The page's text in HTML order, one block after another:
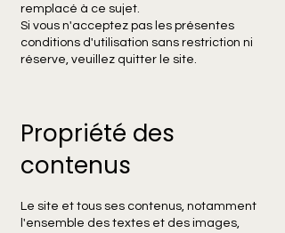
remplacé à ce sujet.
Si vous n'acceptez pas les présentes
conditions d'utilisation sans restriction ni
réserve, veuillez quitter le site.
Propriété des
contenus
Le site et tous ses contenus, notamment
l'ensemble des textes et des images,